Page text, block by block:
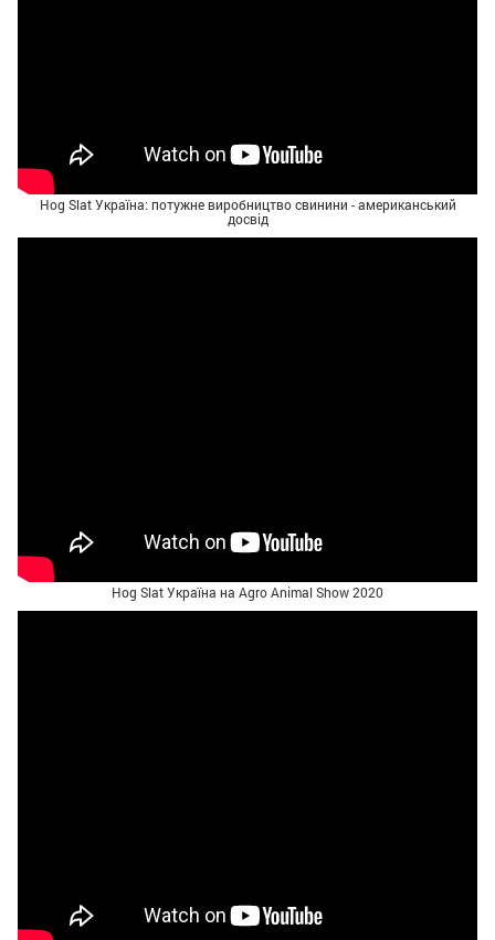
Hog Slat Україна: потужне виробництво свинини - американський
досвід
Hog Slat Україна на Agro Animal Show 2020